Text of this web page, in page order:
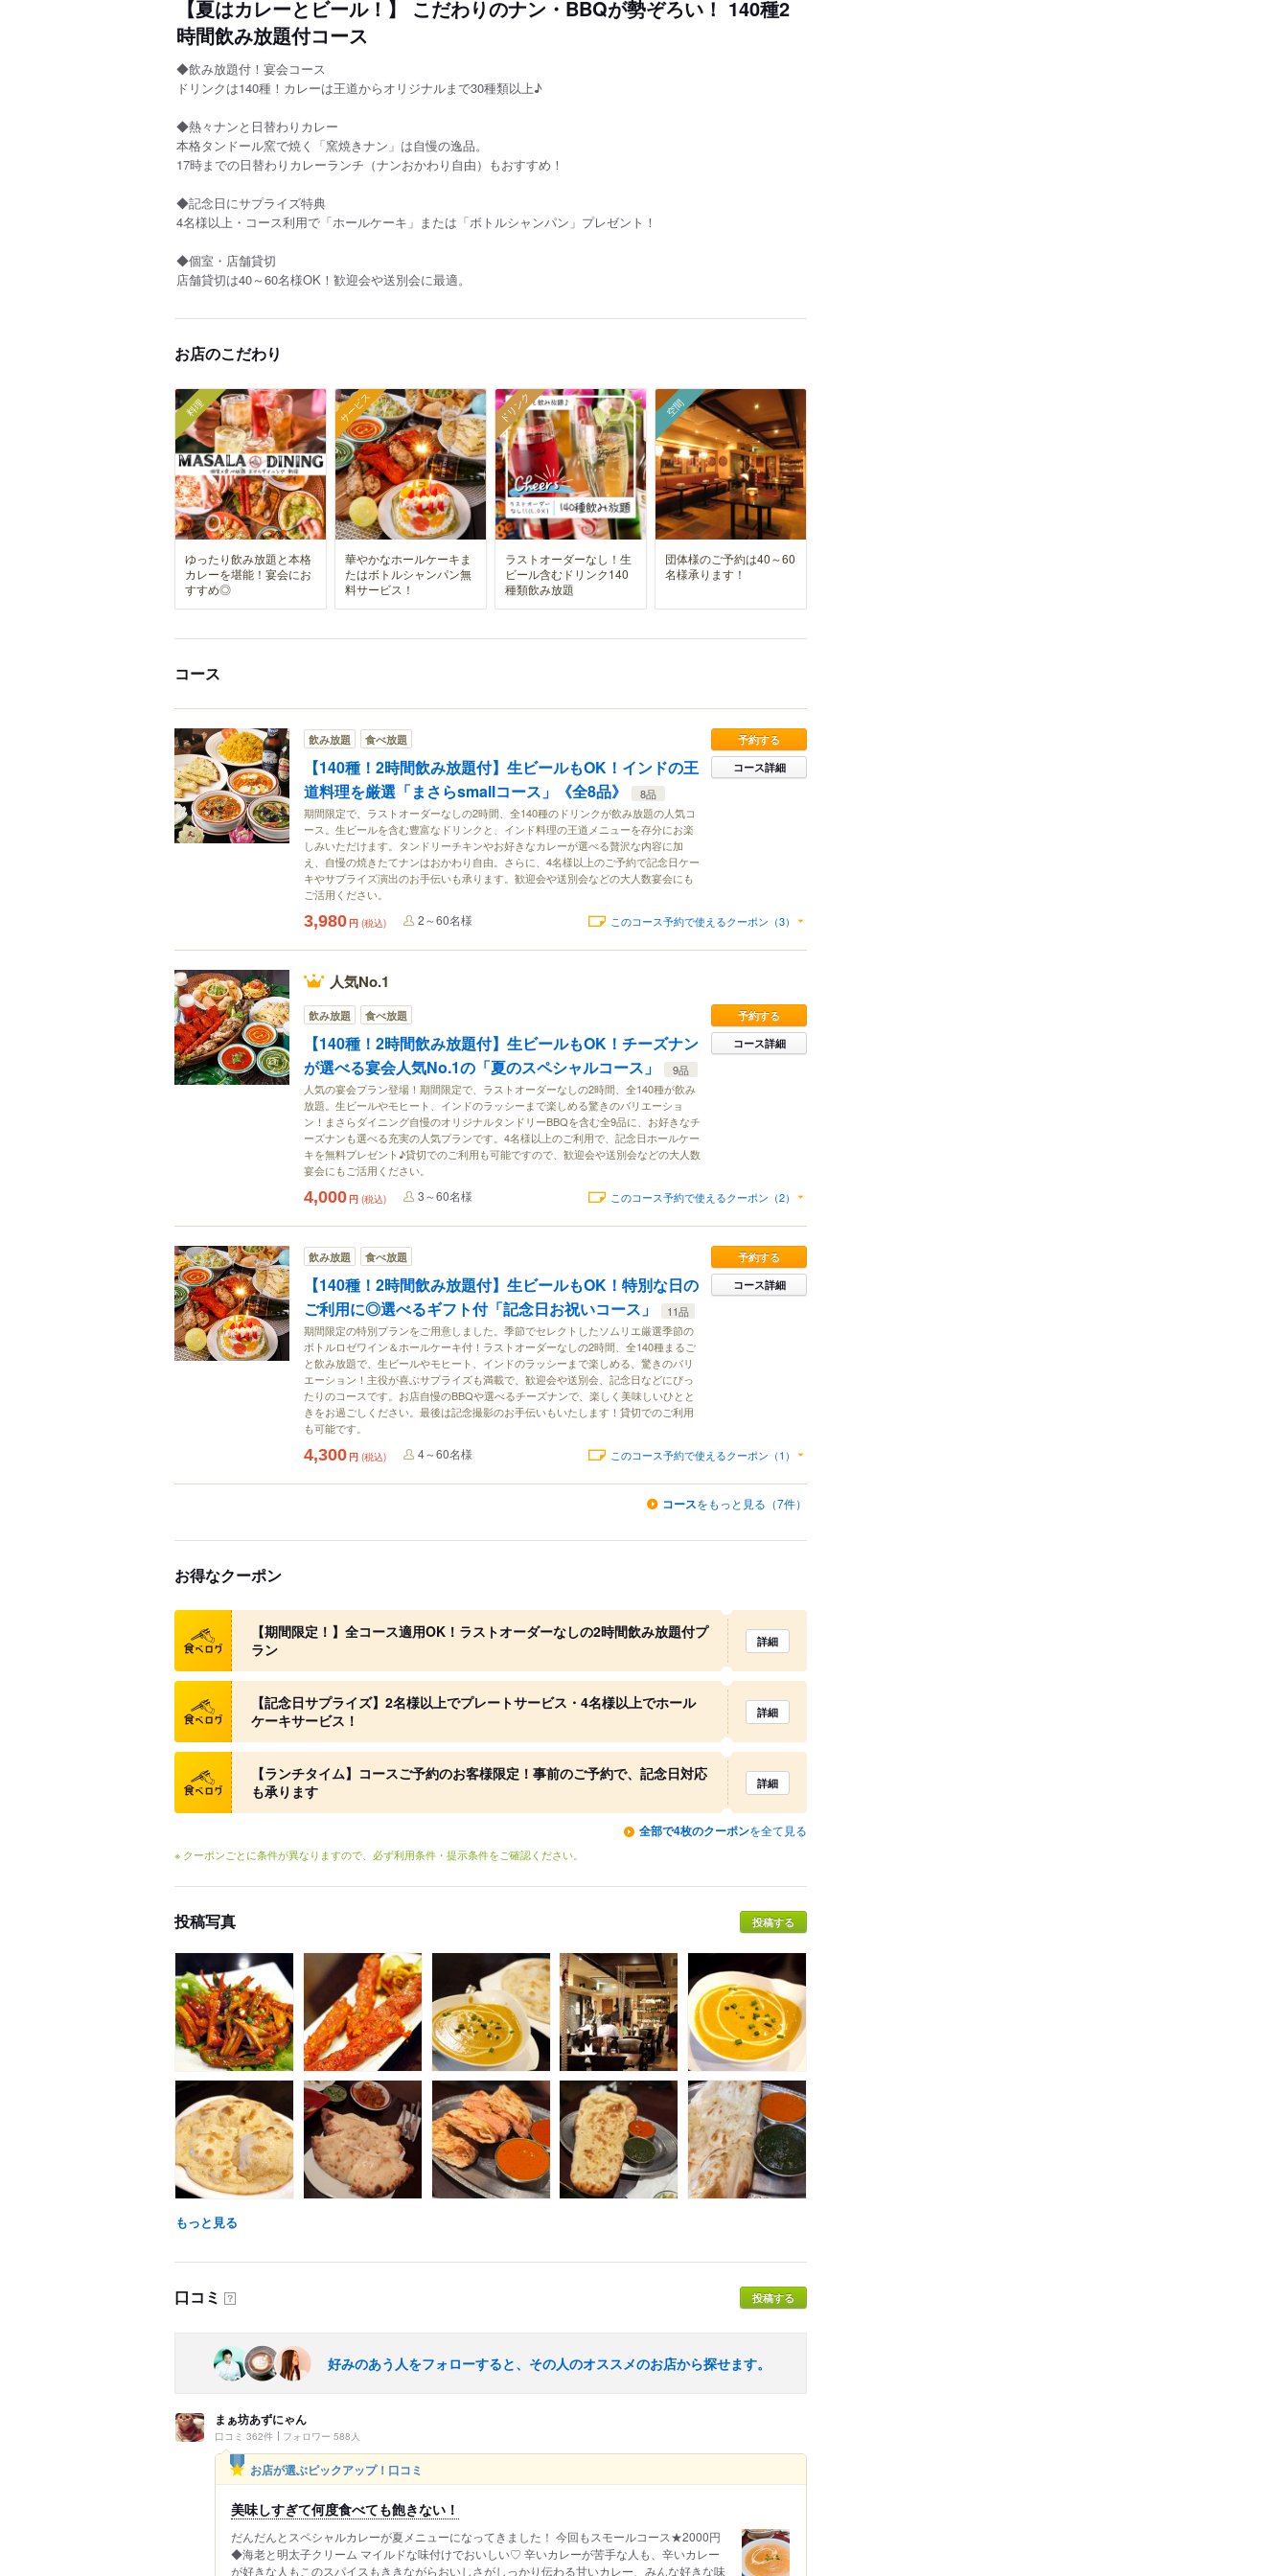
【夏はカレーとビール！】 こだわりのナン・BBQが勢ぞろい！ 140種2
時間飲み放題付コース
◆飲み放題付！宴会コース
ドリンクは140種！カレーは王道からオリジナルまで30種類以上♪
◆熱々ナンと日替わりカレー
本格タンドール窯で焼く「窯焼きナン」は自慢の逸品。
17時までの日替わりカレーランチ（ナンおかわり自由）もおすすめ！
◆記念日にサプライズ特典
4名様以上・コース利用で「ホールケーキ」または「ボトルシャンパン」プレゼント！
◆個室・店舗貸切
店舗貸切は40～60名様OK！歓迎会や送別会に最適。
お店のこだわり
料理
ゆったり飲み放題と本格
カレーを堪能！宴会にお
すすめ◎
サービス
華やかなホールケーキま
たはボトルシャンパン無
料サービス！
ドリンク
ラストオーダーなし！生
ビール含むドリンク140
種類飲み放題
空間
団体様のご予約は40～60
名様承ります！
コース
飲み放題 食べ放題
【140種！2時間飲み放題付】生ビールもOK！インドの王
道料理を厳選「まさらsmallコース」《全8品》
8品
期間限定で、ラストオーダーなしの2時間、全140種のドリンクが飲み放題の人気コ
ース。生ビールを含む豊富なドリンクと、インド料理の王道メニューを存分にお楽
しみいただけます。タンドリーチキンやお好きなカレーが選べる贅沢な内容に加
え、自慢の焼きたてナンはおかわり自由。さらに、4名様以上のご予約で記念日ケー
キやサプライズ演出のお手伝いも承ります。歓迎会や送別会などの大人数宴会にも
ご活用ください。
予約する
コース詳細
3,980 円 (税込) 2～60名様 このコース予約で使えるクーポン（3）
人気No.1
飲み放題 食べ放題
【140種！2時間飲み放題付】生ビールもOK！チーズナン
が選べる宴会人気No.1の「夏のスペシャルコース」
9品
人気の宴会プラン登場！期間限定で、ラストオーダーなしの2時間、全140種が飲み
放題。生ビールやモヒート、インドのラッシーまで楽しめる驚きのバリエーショ
ン！まさらダイニング自慢のオリジナルタンドリーBBQを含む全9品に、お好きなチ
ーズナンも選べる充実の人気プランです。4名様以上のご利用で、記念日ホールケー
キを無料プレゼント♪貸切でのご利用も可能ですので、歓迎会や送別会などの大人数
宴会にもご活用ください。
予約する
コース詳細
4,000 円 (税込) 3～60名様 このコース予約で使えるクーポン（2）
飲み放題 食べ放題
【140種！2時間飲み放題付】生ビールもOK！特別な日の
ご利用に◎選べるギフト付「記念日お祝いコース」
11品
期間限定の特別プランをご用意しました。季節でセレクトしたソムリエ厳選季節の
ボトルロゼワイン＆ホールケーキ付！ラストオーダーなしの2時間、全140種まるご
と飲み放題で、生ビールやモヒート、インドのラッシーまで楽しめる、驚きのバリ
エーション！主役が喜ぶサプライズも満載で、歓迎会や送別会、記念日などにぴっ
たりのコースです。お店自慢のBBQや選べるチーズナンで、楽しく美味しいひとと
きをお過ごしください。最後は記念撮影のお手伝いもいたします！貸切でのご利用
も可能です。
予約する
コース詳細
4,300 円 (税込) 4～60名様 このコース予約で使えるクーポン（1）
コースをもっと見る（7件）
お得なクーポン
クーポン
【期間限定！】全コース適用OK！ラストオーダーなしの2時間飲み放題付プ
ラン
詳細
クーポン
【記念日サプライズ】2名様以上でプレートサービス・4名様以上でホール
ケーキサービス！
詳細
クーポン
【ランチタイム】コースご予約のお客様限定！事前のご予約で、記念日対応
も承ります
詳細
全部で4枚のクーポンを全て見る
※ クーポンごとに条件が異なりますので、必ず利用条件・提示条件をご確認ください。
投稿写真 投稿する
もっと見る
口コミ ？ 投稿する
好みのあう人をフォローすると、その人のオススメのお店から探せます。
まぁ坊あずにゃん
口コミ 362件 フォロワー 588人
お店が選ぶピックアップ！口コミ
美味しすぎて何度食べても飽きない！
だんだんとスペシャルカレーが夏メニューになってきました！ 今回もスモールコース★2000円
◆海老と明太子クリーム マイルドな味付けでおいしい♡ 辛いカレーが苦手な人も、辛いカレー
が好きな人もこのスパイスもききながらおいしさがしっかり伝わる甘いカレー、みんな好きな味